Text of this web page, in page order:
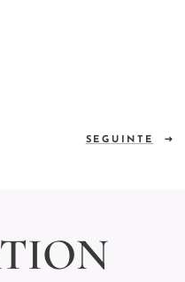
SEGUINTE